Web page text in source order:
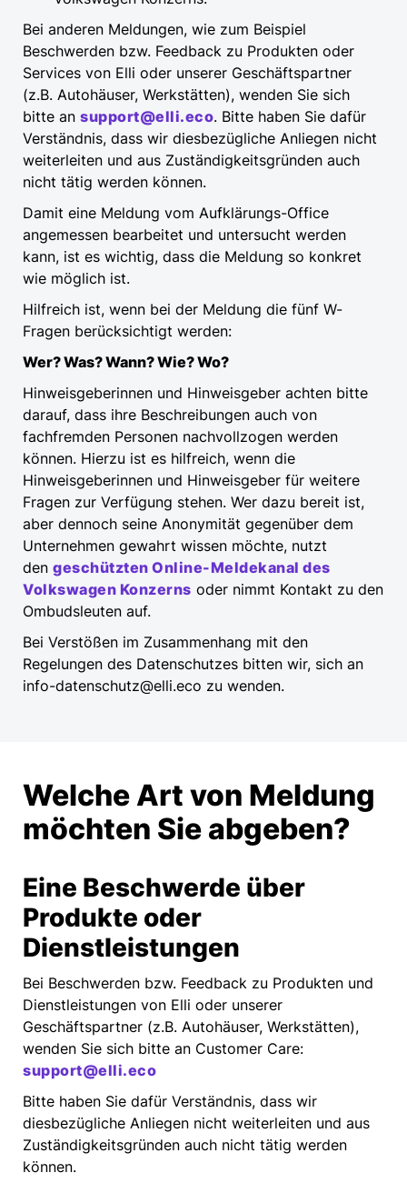
Bei anderen Meldungen, wie zum Beispiel
Beschwerden bzw. Feedback zu Produkten oder
Services von Elli oder unserer Geschäftspartner
(z.B. Autohäuser, Werkstätten), wenden Sie sich
bitte an support@elli.eco. Bitte haben Sie dafür
Verständnis, dass wir diesbezügliche Anliegen nicht
weiterleiten und aus Zuständigkeitsgründen auch
nicht tätig werden können.
Damit eine Meldung vom Aufklärungs-Office
angemessen bearbeitet und untersucht werden
kann, ist es wichtig, dass die Meldung so konkret
wie möglich ist.
Hilfreich ist, wenn bei der Meldung die fünf W-
Fragen berücksichtigt werden:
Wer? Was? Wann? Wie? Wo?
Hinweisgeberinnen und Hinweisgeber achten bitte
darauf, dass ihre Beschreibungen auch von
fachfremden Personen nachvollzogen werden
können. Hierzu ist es hilfreich, wenn die
Hinweisgeberinnen und Hinweisgeber für weitere
Fragen zur Verfügung stehen. Wer dazu bereit ist,
aber dennoch seine Anonymität gegenüber dem
Unternehmen gewahrt wissen möchte, nutzt
den geschützten Online-Meldekanal des
Volkswagen Konzerns oder nimmt Kontakt zu den
Ombudsleuten auf.
Bei Verstößen im Zusammenhang mit den
Regelungen des Datenschutzes bitten wir, sich an
info-datenschutz@elli.eco zu wenden.
Welche Art von Meldung
möchten Sie abgeben?
Eine Beschwerde über
Produkte oder
Dienstleistungen
Bei Beschwerden bzw. Feedback zu Produkten und
Dienstleistungen von Elli oder unserer
Geschäftspartner (z.B. Autohäuser, Werkstätten),
wenden Sie sich bitte an Customer Care:
support@elli.eco
Bitte haben Sie dafür Verständnis, dass wir
diesbezügliche Anliegen nicht weiterleiten und aus
Zuständigkeitsgründen auch nicht tätig werden
können.